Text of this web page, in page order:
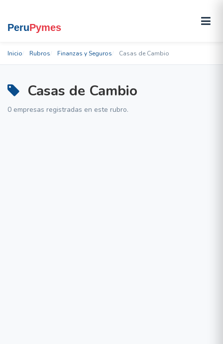
Inicio Rubros Finanzas y Seguros Casas de Cambio
Casas de Cambio
0 empresas registradas en este rubro.